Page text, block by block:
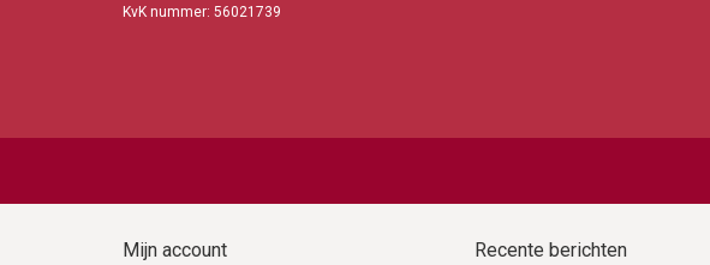
KvK nummer: 56021739
Mijn account Recente berichten